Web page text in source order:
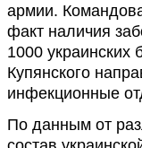
армии.
факт наличия
1000
Купянского
инфекционные
По данным от